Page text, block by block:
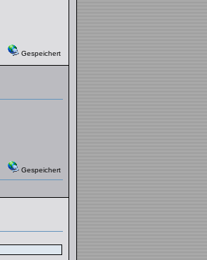
Gespeichert
Gespeichert